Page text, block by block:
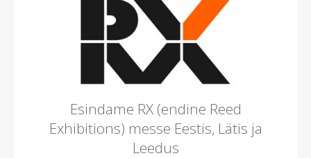
Esindame RX (endine Reed
Exhibitions) messe Eestis, Lätis ja
Leedus